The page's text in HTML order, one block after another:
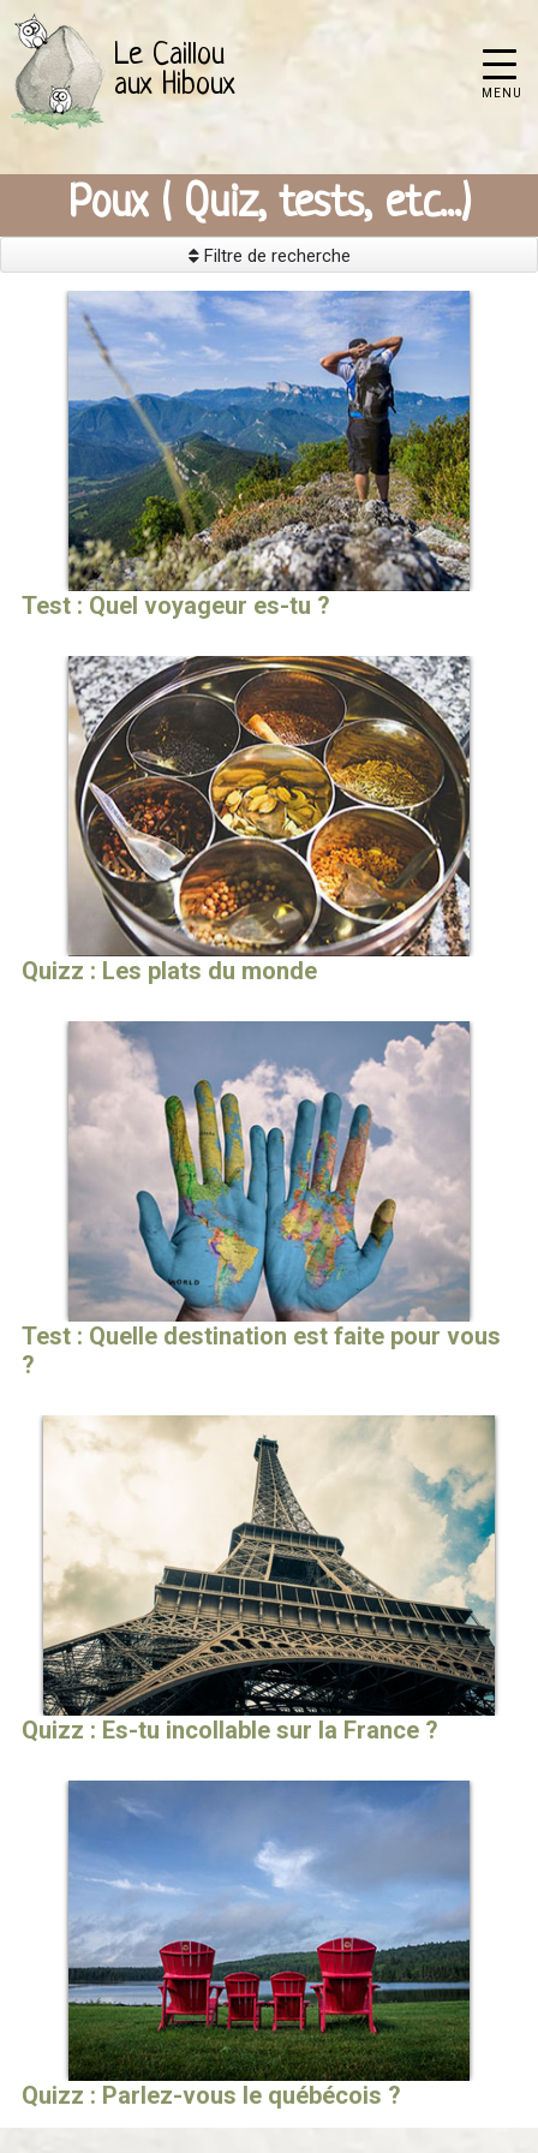
MENU
Le Caillou
aux Hiboux
Poux ( Quiz, tests, etc...)
Filtre de recherche
Test : Quel voyageur es-tu ?
Quizz : Les plats du monde
Test : Quelle destination est faite pour vous
?
Quizz : Es-tu incollable sur la France ?
Quizz : Parlez-vous le québécois ?